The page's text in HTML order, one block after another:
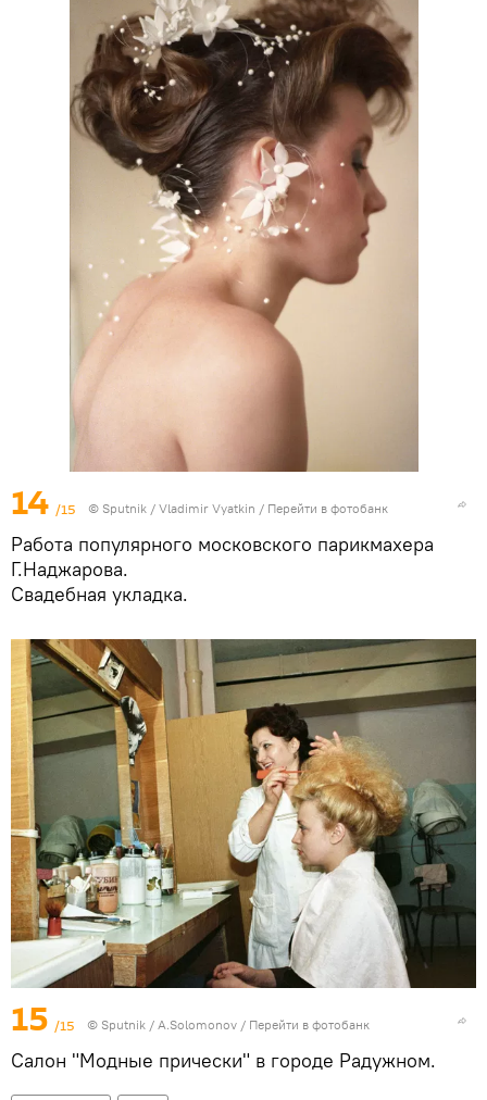
14 /15 © Sputnik / Vladimir Vyatkin / Перейти в фотобанк
Работа популярного московского парикмахера
Г.Наджарова.
Свадебная укладка.
15 /15 © Sputnik / A.Solomonov / Перейти в фотобанк
Салон "Модные прически" в городе Радужном.